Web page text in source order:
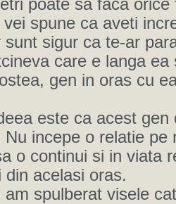
poate sa faca orice
spune ca aveti
sunt sigur ca te-ar
care e langa ea
gen in oras cu
este ca acest gen
incepe o relatie pe
o continui si in viata
acelasi oras.
spulberat visele